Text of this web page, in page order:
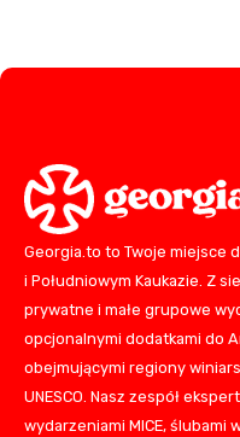
Georgia.to to Twoje miejsce
i Południowym Kaukazie. Z
prywatne i małe grupowe
opcjonalnymi dodatkami do
obejmującymi regiony
UNESCO. Nasz zespół
wydarzeniami MICE, ślubami